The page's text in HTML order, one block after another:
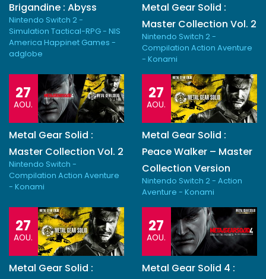
Brigandine : Abyss
Nintendo Switch 2 -
Simulation Tactical-RPG - NIS
America Happinet Games -
adglobe
Metal Gear Solid :
Master Collection Vol. 2
Nintendo Switch 2 -
Compilation Action Aventure
- Konami
27
AOU.
Metal Gear Solid :
Master Collection Vol. 2
Nintendo Switch -
Compilation Action Aventure
- Konami
27
AOU.
Metal Gear Solid :
Peace Walker – Master
Collection Version
Nintendo Switch 2 - Action
Aventure - Konami
27
AOU.
Metal Gear Solid :
27
AOU.
Metal Gear Solid 4 :